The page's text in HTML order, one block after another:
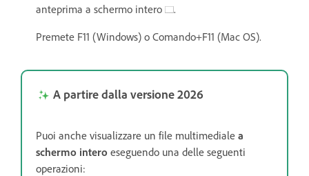
anteprima a schermo intero
.
Premete F11 (Windows) o Comando+F11 (Mac OS).
A partire dalla versione 2026
Puoi anche visualizzare un file multimediale a
schermo intero eseguendo una delle seguenti
operazioni: